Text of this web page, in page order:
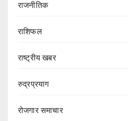
राजनीतिक
राशिफल
राष्ट्रीय खबर
रुद्रप्रयाग
रोजगार समाचार